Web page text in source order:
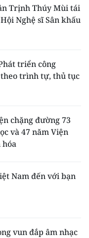
Trịnh Thúy Mùi tái
Nghệ sĩ Sân khấu
triển công
trình tự, thủ tục
chặng đường 73
và 47 năm Viện
hóa
Nam đến với bạn
vun đắp âm nhạc